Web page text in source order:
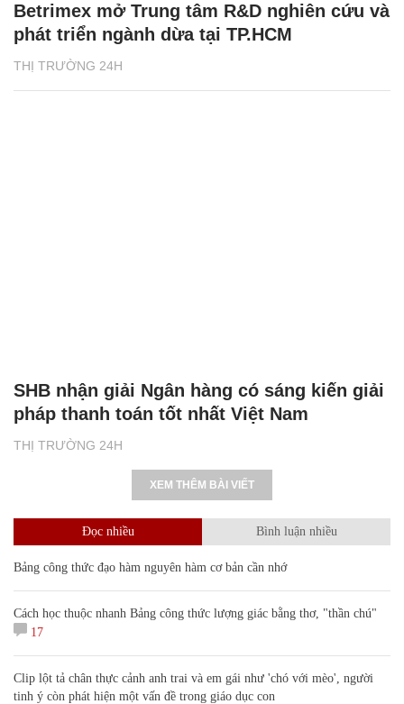
THỊ TRƯỜNG 24H
Betrimex mở Trung tâm R&D nghiên cứu và
phát triển ngành dừa tại TP.HCM
THỊ TRƯỜNG 24H
SHB nhận giải Ngân hàng có sáng kiến giải
pháp thanh toán tốt nhất Việt Nam
XEM THÊM BÀI VIẾT
Đọc nhiều Bình luận nhiều
Bảng công thức đạo hàm nguyên hàm cơ bản cần nhớ
Cách học thuộc nhanh Bảng công thức lượng giác bằng thơ, "thần chú"
17
Clip lột tả chân thực cảnh anh trai và em gái như 'chó với mèo', người
tinh ý còn phát hiện một vấn đề trong giáo dục con